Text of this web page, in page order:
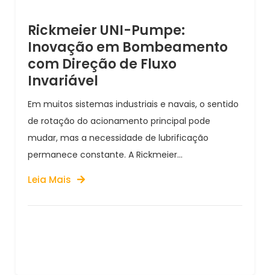
Rickmeier UNI-Pumpe:
Inovação em Bombeamento
com Direção de Fluxo
Invariável
Em muitos sistemas industriais e navais, o sentido
de rotação do acionamento principal pode
mudar, mas a necessidade de lubrificação
permanece constante. A Rickmeier...
Leia Mais